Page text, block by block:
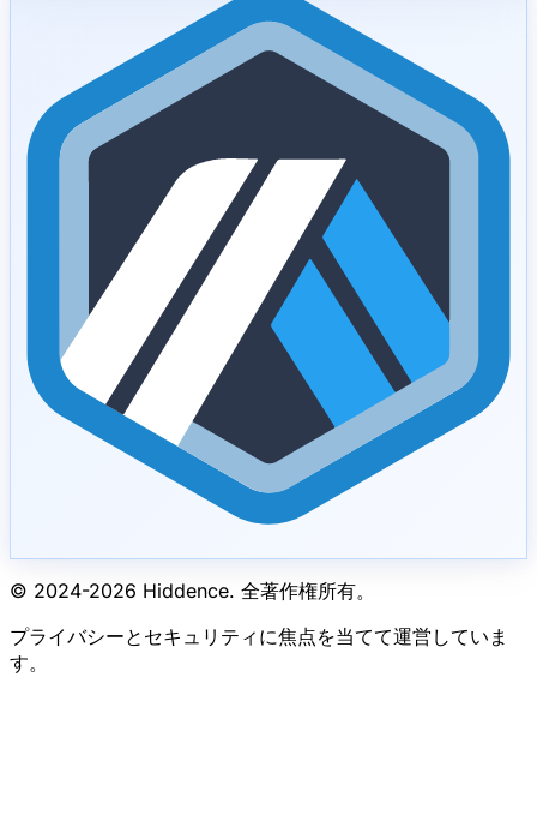
© 2024-2026 Hiddence. 全著作権所有。
プライバシーとセキュリティに焦点を当てて運営していま
す。